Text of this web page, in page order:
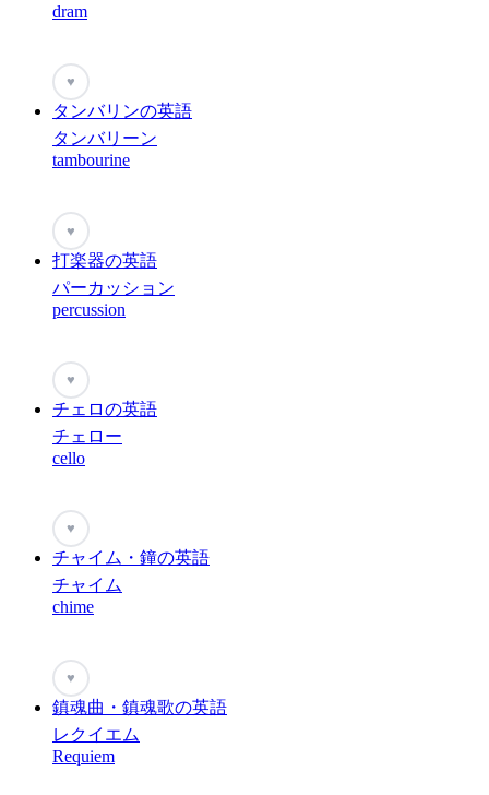
dram
♥
タンバリンの英語
タンバリーン
tambourine
♥
打楽器の英語
パーカッション
percussion
♥
チェロの英語
チェロー
cello
♥
チャイム・鐘の英語
チャイム
chime
♥
鎮魂曲・鎮魂歌の英語
レクイエム
Requiem